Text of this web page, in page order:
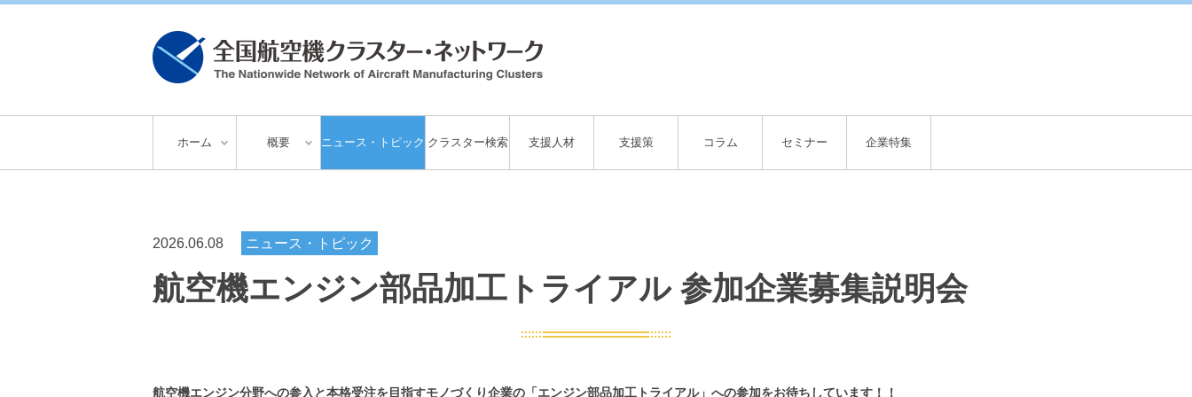
ホーム 概要 ニュース・トピック クラスター検索 支援人材 支援策 コラム セミナー 企業特集
2026.06.08 ニュース・トピック
航空機エンジン部品加工トライアル 参加企業募集説明会
航空機エンジン分野への参入と本格受注を目指すモノづくり企業の 「エンジン部品加工トライアル」への参加をお待ちしています！！